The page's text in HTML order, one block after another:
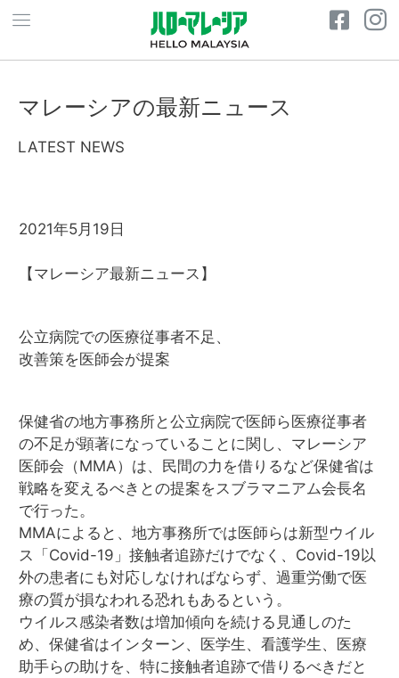
マレーシアの最新ニュース
LATEST NEWS
2021年5月19日
【マレーシア最新ニュース】
公立病院での医療従事者不足、
改善策を医師会が提案
保健省の地方事務所と公立病院で医師ら医療従事者
の不足が顕著になっていることに関し、マレーシア
医師会（MMA）は、民間の力を借りるなど保健省は
戦略を変えるべきとの提案をスブラマニアム会長名
で行った。
MMAによると、地方事務所では医師らは新型ウイル
ス「Covid-19」接触者追跡だけでなく、Covid-19以
外の患者にも対応しなければならず、過重労働で医
療の質が損なわれる恐れもあるという。
ウイルス感染者数は増加傾向を続ける見通しのた
め、保健省はインターン、医学生、看護学生、医療
助手らの助けを、特に接触者追跡で借りるべきだと